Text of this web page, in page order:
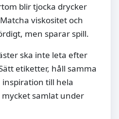
blir tjocka drycker
viskositet och
men sparar spill.
ska inte leta efter
etiketter, håll samma
till hela
samlat under